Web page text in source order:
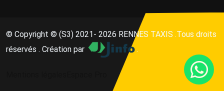
© Copyright © (S3) 2021- 2026 RENNES TAXIS .Tous droits
réservés . Création par
.